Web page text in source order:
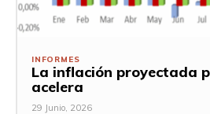
INFORMES
La inflación proyectada
acelera
29 Junio, 2026